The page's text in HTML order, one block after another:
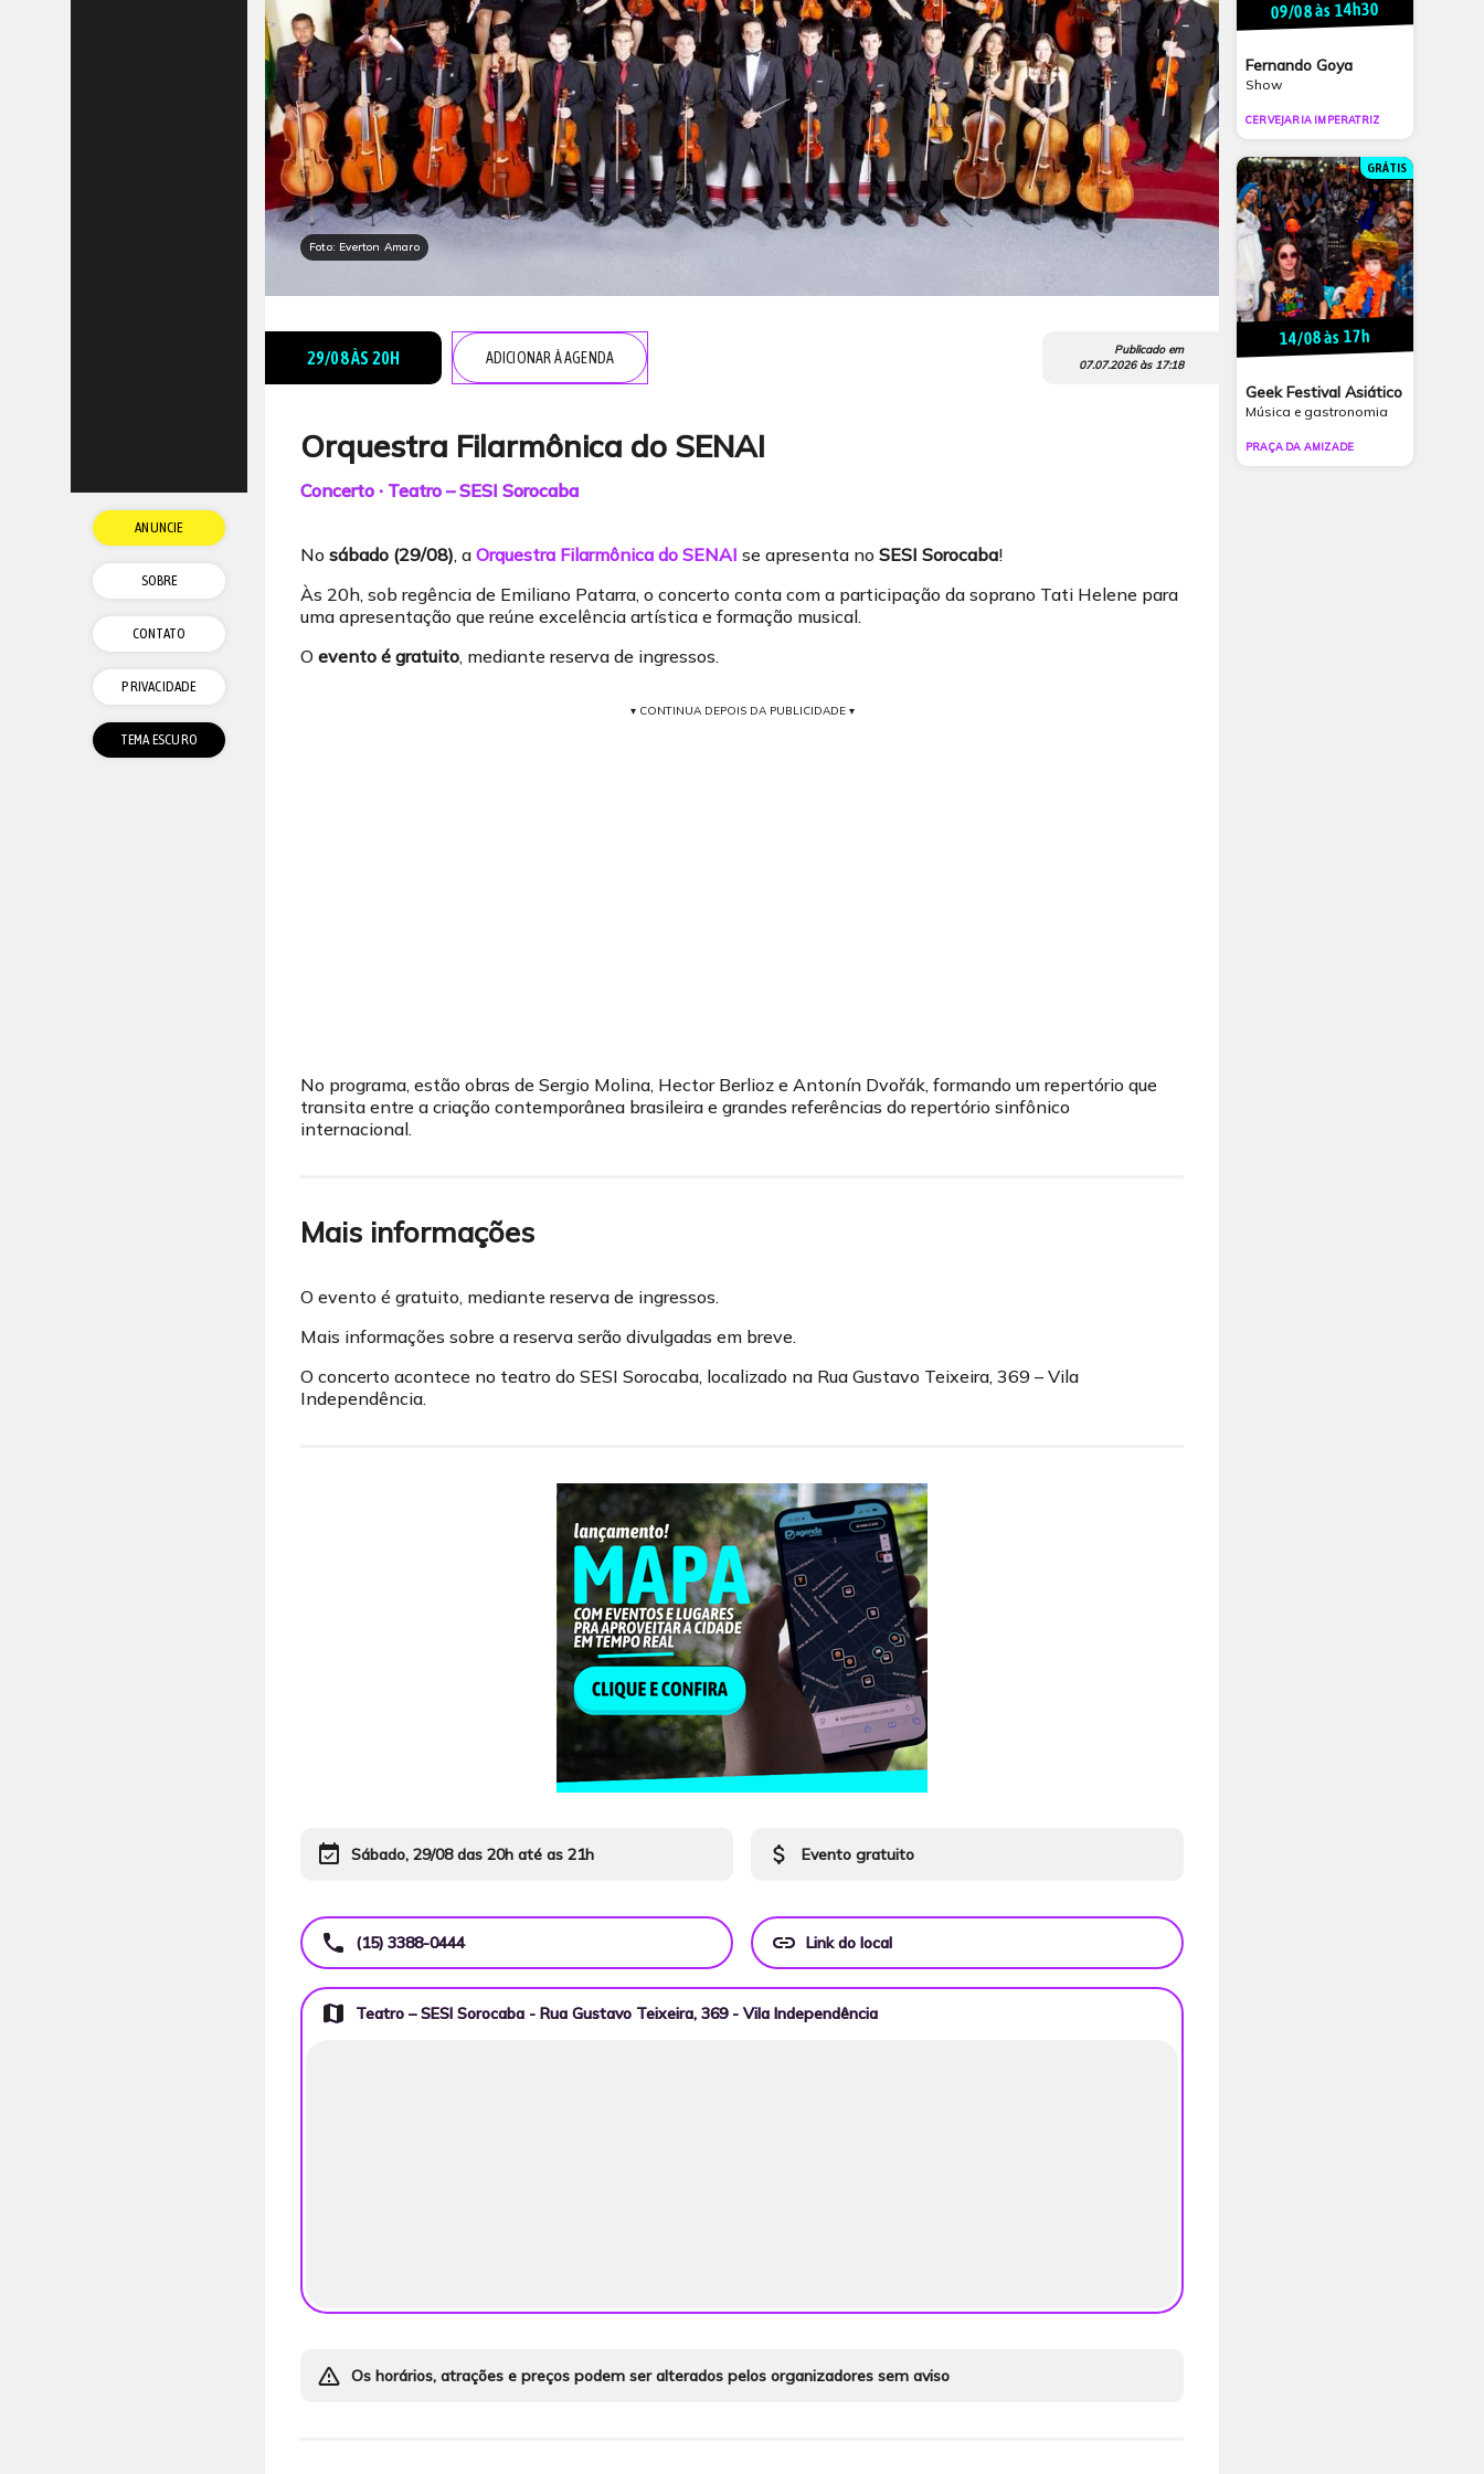
Foto: Everton Amaro
29/08 ÀS 20H ADICIONAR À AGENDA
Publicado em
07.07.2026às 17:18
Orquestra Filarmônica do SENAI
Concerto ∙ Teatro – SESI Sorocaba
No sábado (29/08), a Orquestra Filarmônica do SENAI se apresenta no SESI Sorocaba!
Às 20h, sob regência de Emiliano Patarra, o concerto conta com a participação da soprano Tati Helene para
uma apresentação que reúne excelência artística e formação musical.
O evento é gratuito, mediante reserva de ingressos.
▾ CONTINUA DEPOIS DA PUBLICIDADE ▾
No programa, estão obras de Sergio Molina, Hector Berlioz e Antonín Dvořák, formando um repertório que
transita entre a criação contemporânea brasileira e grandes referências do repertório sinfônico
internacional.
Mais informações
O evento é gratuito, mediante reserva de ingressos.
Mais informações sobre a reserva serão divulgadas em breve.
O concerto acontece no teatro do SESI Sorocaba, localizado na Rua Gustavo Teixeira, 369 – Vila
Independência.
event_available Sábado, 29/08 das 20h até as 21h attach_money Evento gratuito
call (15) 3388-0444 link Link do local
map Teatro – SESI Sorocaba - Rua Gustavo Teixeira, 369 - Vila Independência
warning_amber Os horários, atrações e preços podem ser alterados pelos organizadores sem aviso
09/08 às 14h30
Fernando Goya
Show
CERVEJARIA IMPERATRIZ
GRÁTIS
14/08 às 17h
Geek Festival Asiático
Música e gastronomia
PRAÇA DA AMIZADE
ANUNCIE
SOBRE
CONTATO
PRIVACIDADE